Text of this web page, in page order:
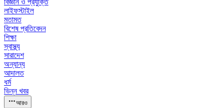
বিজ্ঞান ও প্রযুক্তি
লাইফস্টাইল
মতামত
বিশেষ প্রতিবেদন
শিক্ষা
স্বাস্থ্য
সারাদেশ
অন্যান্য
আদালত
ধর্ম
ভিন্ন খবর
আরও